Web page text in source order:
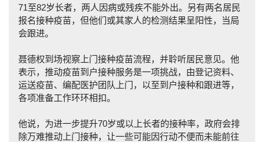
71至82岁长者，两人因病或残疾不能外出。另有两名居民
报名接种疫苗，但他们或其家人的检测结果呈阳性，当局
会跟进。
聂德权到场视察上门接种疫苗流程，并聆听居民意见。他
表示，推动疫苗到户接种服务是一项挑战，由登记资料、
运送疫苗、编配医护团队上门，以至到户接种和跟进等，
各项准备工作环环相扣。
他说，为进一步提升70岁或以上长者的接种率，政府会排
除万难推动上门接种，让一些可能因行动不便而未能前往